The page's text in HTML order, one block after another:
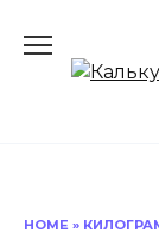
содержанию
HOME »